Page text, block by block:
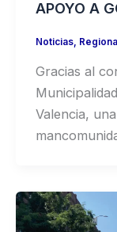
APOYO A
Noticias,
Gracias al
Valencia,